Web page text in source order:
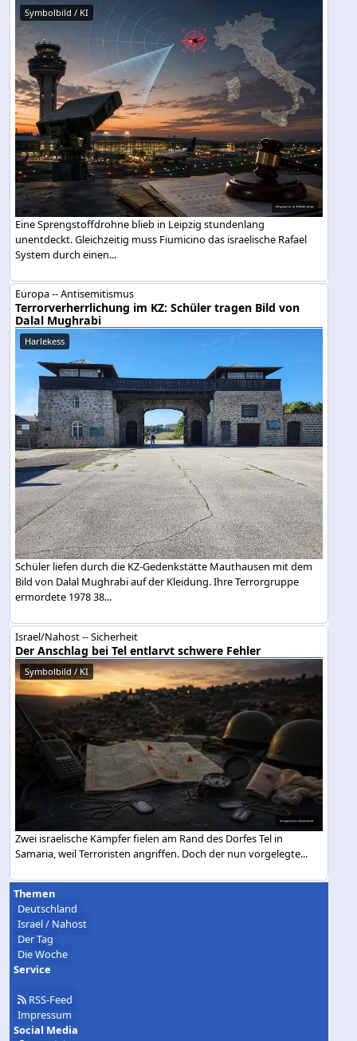
Symbolbild / KI
Eine Sprengstoffdrohne blieb in Leipzig stundenlang
unentdeckt. Gleichzeitig muss Fiumicino das israelische Rafael
System durch einen...
Europa -- Antisemitismus
Terrorverherrlichung im KZ: Schüler tragen Bild von
Dalal Mughrabi
Harlekess
Schüler liefen durch die KZ-Gedenkstätte Mauthausen mit dem
Bild von Dalal Mughrabi auf der Kleidung. Ihre Terrorgruppe
ermordete 1978 38...
Israel/Nahost -- Sicherheit
Der Anschlag bei Tel entlarvt schwere Fehler
Symbolbild / KI
Zwei israelische Kämpfer fielen am Rand des Dorfes Tel in
Samaria, weil Terroristen angriffen. Doch der nun vorgelegte...
Themen
Deutschland
Israel / Nahost
Der Tag
Die Woche
Service
RSS-Feed
Impressum
Social Media